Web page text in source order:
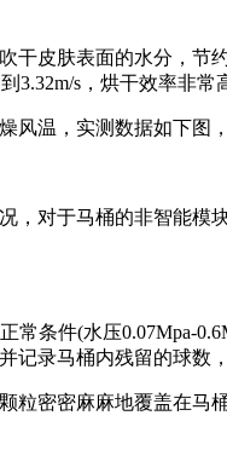
皮肤表面的水分，节
3.32m/s，烘干效率非常
温，实测数据如下图
对于马桶的非智能模
条件(水压0.07Mpa-
记录马桶内残留的球数
密密麻麻地覆盖在马